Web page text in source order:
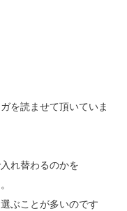
を読ませて頂いていま
れ替わるのかを
ぶことが多いのです